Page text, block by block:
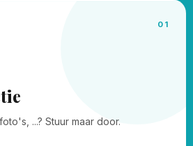
01
...? Stuur maar door.